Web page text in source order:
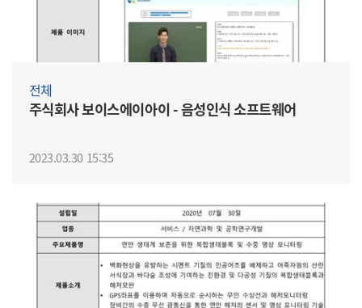
전체
주식회사 보이스에이아이 - 음성인식 소프트웨어
2023.03.30 15:35